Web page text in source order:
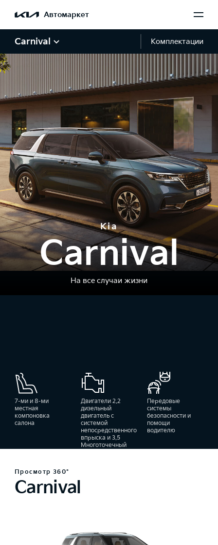
Автомаркет
Carnival Комплектации
Галерея Carnival
Kia
Carnival
На все случаи жизни
7-ми и 8-ми
местная
компоновка
салона
Двигатели 2.2
дизельный
двигатель с
системой
непосредственного
впрыска и 3.5
Многоточечный
Передовые
системы
безопасности и
помощи
водителю
Просмотр 360°
Carnival